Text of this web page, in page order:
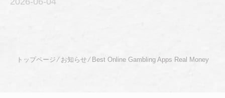
トップページ ⁄ お知らせ⁄ Best Online Gambling Apps Real Money